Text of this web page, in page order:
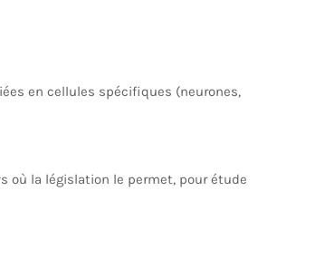
en cellules spécifiques (neurones,
où la législation le permet, pour étude